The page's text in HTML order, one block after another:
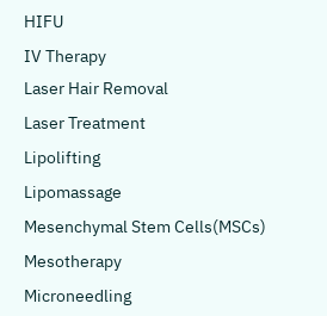
HIFU
IV Therapy
Laser Hair Removal
Laser Treatment
Lipolifting
Lipomassage
Mesenchymal Stem Cells(MSCs)
Mesotherapy
Microneedling